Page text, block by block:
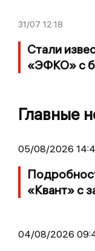
31/07 12:18
Стали
«ЭФКО» с
Главные
05/08/2026
«Квант» с
04/08/2026